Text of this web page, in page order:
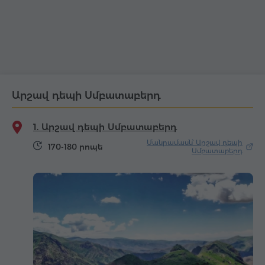
Արշավ դեպի Սմբատաբերդ
1. Արշավ դեպի Սմբատաբերդ
170-180 րոպե
Մանրամասն՝ Արշավ դեպի
Սմբատաբերդ